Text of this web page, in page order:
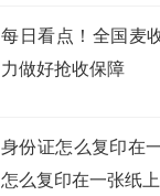
每日看点！全国麦
力做好抢收保障
身份证怎么复印在
怎么复印在一张纸